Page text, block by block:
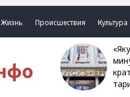
Жизнь Происшествия Культура
«Якутскэнерго» в